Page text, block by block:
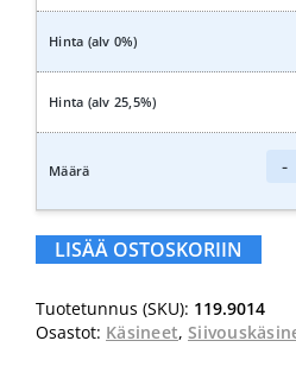
-
LISÄÄ OSTOSKORIIN
Tuotetunnus (SKU): 119.9014
Osastot: Käsineet,